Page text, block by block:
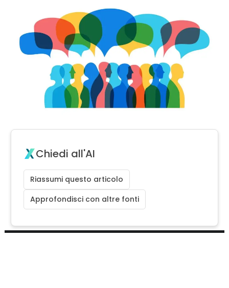
Chiedi all'AI
Riassumi questo articolo
Approfondisci con altre fonti